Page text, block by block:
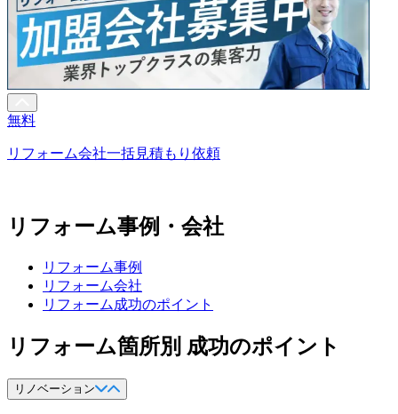
無料
リフォーム会社一括見積もり依頼
リフォーム事例・会社
リフォーム事例
リフォーム会社
リフォーム成功のポイント
リフォーム箇所別 成功のポイント
リノベーション